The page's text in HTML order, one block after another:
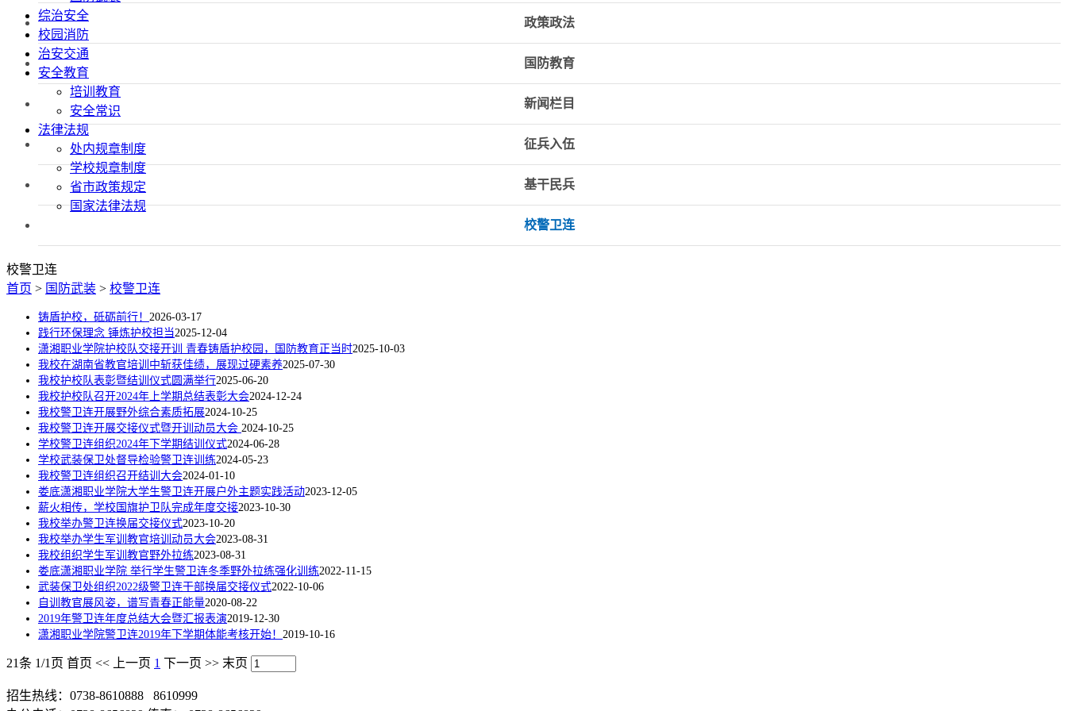
综治安全
校园消防
治安交通
安全教育
培训教育
安全常识
法律法规
处内规章制度
学校规章制度
省市政策规定
国家法律法规
政策政法
国防教育
新闻栏目
征兵入伍
基干民兵
校警卫连
校警卫连
首页 > 国防武装 > 校警卫连
铸盾护校，砥砺前行！ 2026-03-17
践行环保理念 锤炼护校担当2025-12-04
潇湘职业学院护校队交接开训 青春铸盾护校园，国防教育正当时2025-10-03
我校在湖南省教官培训中斩获佳绩，展现过硬素养2025-07-30
我校护校队表彰暨结训仪式圆满举行2025-06-20
我校护校队召开2024年上学期总结表彰大会2024-12-24
我校警卫连开展野外综合素质拓展2024-10-25
我校警卫连开展交接仪式暨开训动员大会 2024-10-25
学校警卫连组织2024年下学期结训仪式2024-06-28
学校武装保卫处督导检验警卫连训练2024-05-23
我校警卫连组织召开结训大会2024-01-10
娄底潇湘职业学院大学生警卫连开展户外主题实践活动2023-12-05
薪火相传，学校国旗护卫队完成年度交接2023-10-30
我校举办警卫连换届交接仪式2023-10-20
我校举办学生军训教官培训动员大会2023-08-31
我校组织学生军训教官野外拉练2023-08-31
娄底潇湘职业学院 举行学生警卫连冬季野外拉练强化训练2022-11-15
武装保卫处组织2022级警卫连干部换届交接仪式2022-10-06
自训教官展风姿，谱写青春正能量2020-08-22
2019年警卫连年度总结大会暨汇报表演2019-12-30
潇湘职业学院警卫连2019年下学期体能考核开始！ 2019-10-16
21条 1/1页 首页 << 上一页 1 下一页 >> 末页
招生热线：0738-8610888 8610999